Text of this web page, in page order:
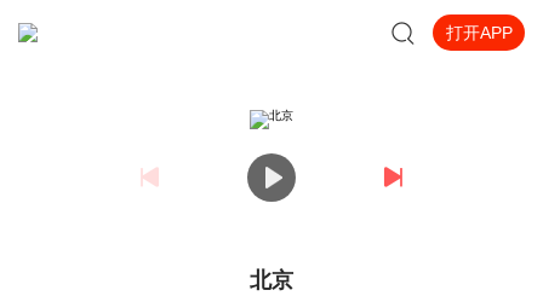
打开APP
北京